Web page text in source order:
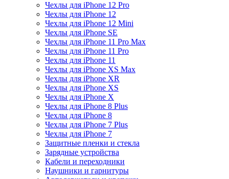
Чехлы для iPhone 12 Pro
Чехлы для iPhone 12
Чехлы для iPhone 12 Mini
Чехлы для iPhone SE
Чехлы для iPhone 11 Pro Max
Чехлы для iPhone 11 Pro
Чехлы для iPhone 11
Чехлы для iPhone XS Max
Чехлы для iPhone XR
Чехлы для iPhone XS
Чехлы для iPhone X
Чехлы для iPhone 8 Plus
Чехлы для iPhone 8
Чехлы для iPhone 7 Plus
Чехлы для iPhone 7
Защитные пленки и стекла
Зарядные устройства
Кабели и переходники
Наушники и гарнитуры